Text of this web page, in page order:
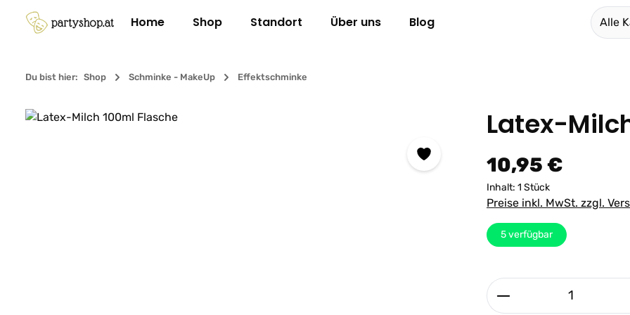
Hauptinhalt springen
Zur Suche springen
Zur Hauptnavigation springen
Home Shop Standort Über uns Blog Alle
Du bist hier: Shop Schminke - MakeUp Effektschminke
Bildergalerie überspringen Latex-
Regulärer Preis:
10,95 €
Inhalt: 1 Stück
Preise inkl. MwSt. zzgl.
5verfügbar
Produkt Anzahl: